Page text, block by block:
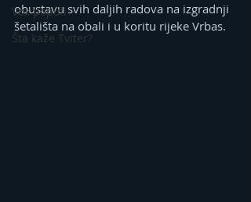
Vox populi
Šta kaže Tviter?
obustavu svih daljih radova na izgradnji
šetališta na obali i u koritu rijeke Vrbas.